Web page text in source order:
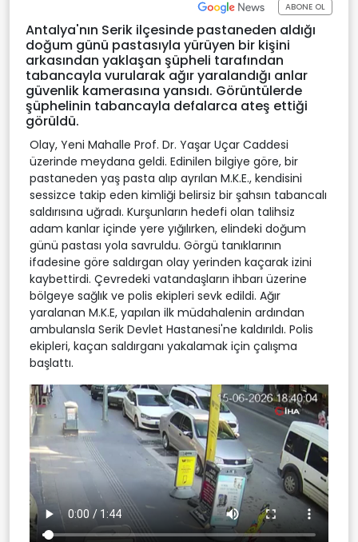
ABONE OL
Antalya'nın Serik ilçesinde pastaneden aldığı
doğum günü pastasıyla yürüyen bir kişini
arkasından yaklaşan şüpheli tarafından
tabancayla vurularak ağır yaralandığı anlar
güvenlik kamerasına yansıdı. Görüntülerde
şüphelinin tabancayla defalarca ateş ettiği
görüldü.
Olay, Yeni Mahalle Prof. Dr. Yaşar Uçar Caddesi
üzerinde meydana geldi. Edinilen bilgiye göre, bir
pastaneden yaş pasta alıp ayrılan M.K.E., kendisini
sessizce takip eden kimliği belirsiz bir şahsın tabancalı
saldırısına uğradı. Kurşunların hedefi olan talihsiz
adam kanlar içinde yere yığılırken, elindeki doğum
günü pastası yola savruldu. Görgü tanıklarının
ifadesine göre saldırgan olay yerinden kaçarak izini
kaybettirdi. Çevredeki vatandaşların ihbarı üzerine
bölgeye sağlık ve polis ekipleri sevk edildi. Ağır
yaralanan M.K.E, yapılan ilk müdahalenin ardından
ambulansla Serik Devlet Hastanesi'ne kaldırıldı. Polis
ekipleri, kaçan saldırganı yakalamak için çalışma
başlattı.